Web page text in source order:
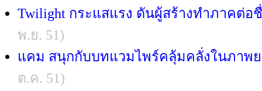
Twilight กระแสแรง ดันผู้สร้างทำภาคต่อชื่
พ.ย. 51)
แคม สนุกกับบทแวมไพร์คลุ้มคลั่งในภาพ
ต.ค. 51)